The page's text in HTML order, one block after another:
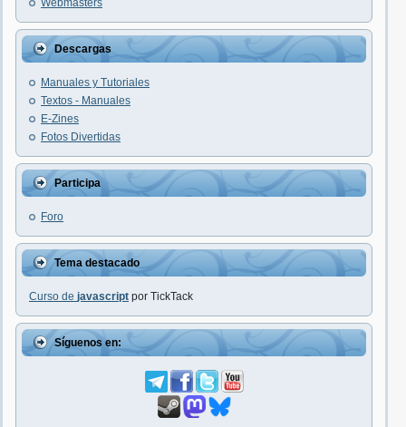
Webmasters
Descargas
Manuales y Tutoriales
Textos - Manuales
E-Zines
Fotos Divertidas
Participa
Foro
Tema destacado
Curso de javascript por TickTack
Síguenos en: